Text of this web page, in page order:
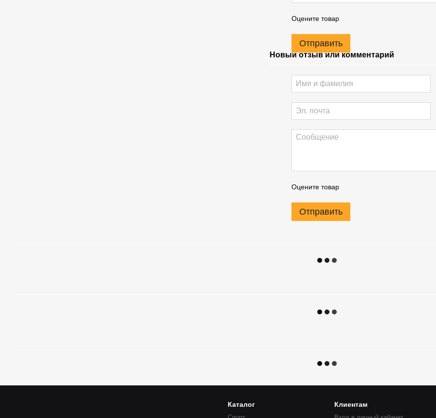
Оцените товар
Отправить
Новый отзыв или комментарий
Оцените товар
Отправить
Каталог Клиентам